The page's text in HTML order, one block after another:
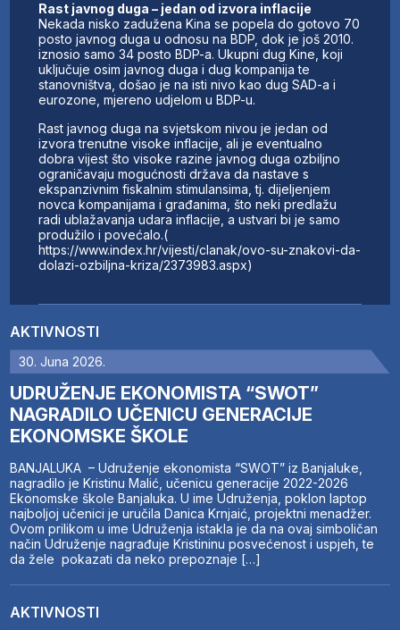
AKTIVNOSTI
30. Juna 2026.
UDRUŽENJE EKONOMISTA “SWOT”
NAGRADILO UČENICU GENERACIJE
EKONOMSKE ŠKOLE
BANJALUKA – Udruženje ekonomista “SWOT” iz Banjaluke,
nagradilo je Kristinu Malić, učenicu generacije 2022-2026
Ekonomske škole Banjaluka. U ime Udruženja, poklon laptop
najboljoj učenici je uručila Danica Krnjaić, projektni menadžer.
Ovom prilikom u ime Udruženja istakla je da na ovaj simboličan
način Udruženje nagrađuje Kristininu posvećenost i uspjeh, te
da žele pokazati da neko prepoznaje […]
AKTIVNOSTI
Rast javnog duga – jedan od izvora inflacije
Nekada nisko zadužena Kina se popela do gotovo 70
posto javnog duga u odnosu na BDP, dok je još 2010.
iznosio samo 34 posto BDP-a. Ukupni dug Kine, koji
uključuje osim javnog duga i dug kompanija te
stanovništva, došao je na isti nivo kao dug SAD-a i
eurozone, mjereno udjelom u BDP-u.
Rast javnog duga na svjetskom nivou je jedan od
izvora trenutne visoke inflacije, ali je eventualno
dobra vijest što visoke razine javnog duga ozbiljno
ograničavaju mogućnosti država da nastave s
ekspanzivnim fiskalnim stimulansima, tj. dijeljenjem
novca kompanijama i građanima, što neki predlažu
radi ublažavanja udara inflacije, a ustvari bi je samo
produžilo i povećalo.(
https://www.index.hr/vijesti/clanak/ovo-su-znakovi-da-
dolazi-ozbiljna-kriza/2373983.aspx)